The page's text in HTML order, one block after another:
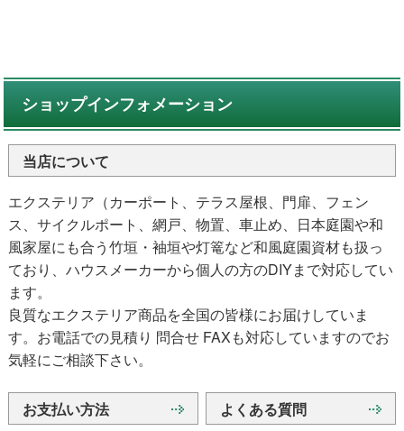
ショップインフォメーション
当店について
エクステリア（カーポート、テラス屋根、門扉、フェン
ス、サイクルポート、網戸、物置、車止め、日本庭園や和
風家屋にも合う竹垣・袖垣や灯篭など和風庭園資材も扱っ
ており、ハウスメーカーから個人の方のDIYまで対応してい
ます。
良質なエクステリア商品を全国の皆様にお届けしていま
す。お電話での見積り 問合せ FAXも対応していますのでお
気軽にご相談下さい。
お支払い方法 よくある質問